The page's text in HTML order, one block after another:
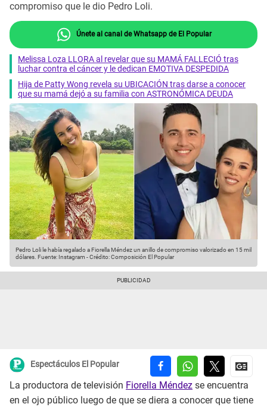
compromiso que le dio Pedro Loli.
Únete al canal de Whatsapp de El Popular
Melissa Loza LLORA al revelar que su MAMÁ FALLECIÓ tras
luchar contra el cáncer y le dedican EMOTIVA DESPEDIDA
Hija de Patty Wong revela su UBICACIÓN tras darse a conocer
que su mamá dejó a su familia con ASTRONÓMICA DEUDA
Pedro Loli le había regalado a Fiorella Méndez un anillo de compromiso valorizado en 15 mil
dólares. Fuente: Instagram -Crédito: Composición El Popular
Espectáculos El Popular
La productora de televisión Fiorella Méndez se encuentra
en el ojo público luego de que se diera a conocer que tiene